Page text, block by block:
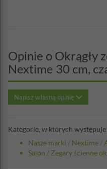
Opinie o Okrągły
Nextime 30 cm,
Napisz własną opinię
Kategorie, w których
Nasze marki / Nextime /
Salon / Zegary ścienne